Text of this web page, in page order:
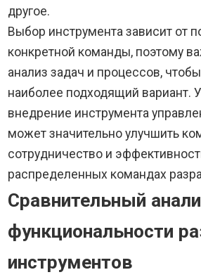
другое.
Выбор инструмента зависит от
конкретной команды, поэтому
анализ задач и процессов,
наиболее подходящий вариант.
внедрение инструмента
может значительно улучшить
сотрудничество и
распределенных командах
Сравнительный
функциональности
инструментов